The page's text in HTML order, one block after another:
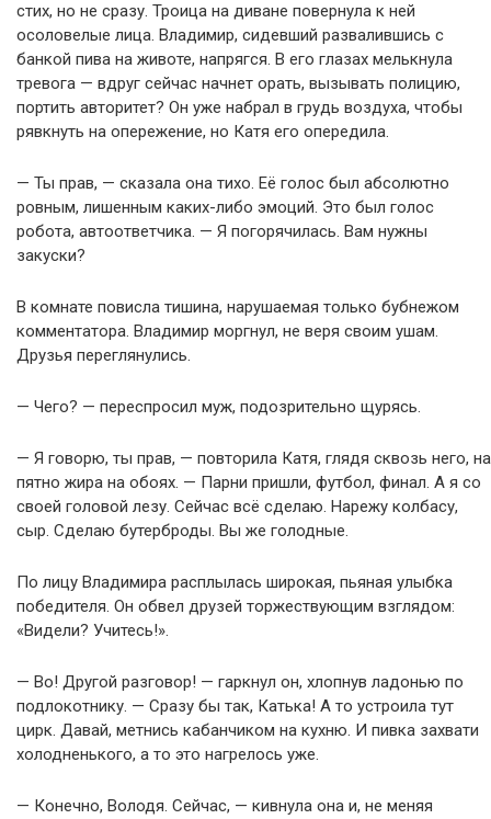
стих, но не сразу. Троица на диване повернула к ней
осоловелые лица. Владимир, сидевший развалившись с
банкой пива на животе, напрягся. В его глазах мелькнула
тревога — вдруг сейчас начнет орать, вызывать полицию,
портить авторитет? Он уже набрал в грудь воздуха, чтобы
рявкнуть на опережение, но Катя его опередила.
— Ты прав, — сказала она тихо. Её голос был абсолютно
ровным, лишенным каких-либо эмоций. Это был голос
робота, автоответчика. — Я погорячилась. Вам нужны
закуски?
В комнате повисла тишина, нарушаемая только бубнежом
комментатора. Владимир моргнул, не веря своим ушам.
Друзья переглянулись.
— Чего? — переспросил муж, подозрительно щурясь.
— Я говорю, ты прав, — повторила Катя, глядя сквозь него, на
пятно жира на обоях. — Парни пришли, футбол, финал. А я со
своей головой лезу. Сейчас всё сделаю. Нарежу колбасу,
сыр. Сделаю бутерброды. Вы же голодные.
По лицу Владимира расплылась широкая, пьяная улыбка
победителя. Он обвел друзей торжествующим взглядом:
«Видели? Учитесь!».
— Во! Другой разговор! — гаркнул он, хлопнув ладонью по
подлокотнику. — Сразу бы так, Катька! А то устроила тут
цирк. Давай, метнись кабанчиком на кухню. И пивка захвати
холодненького, а то это нагрелось уже.
— Конечно, Володя. Сейчас, — кивнула она и, не меняя